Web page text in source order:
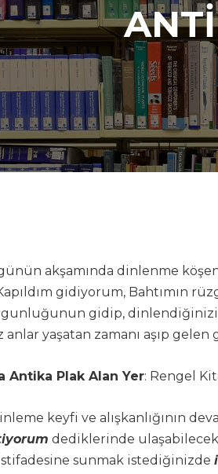
akşamında dinlenme
gidiyorum, Bahtımın
gidip, dinlendiğinizi
yaşatan zamanı aşıp
Antika Plak Alan Yer: Rengel
keyfi ve alışkanlığının
dediklerinde
sunmak istediğinizde